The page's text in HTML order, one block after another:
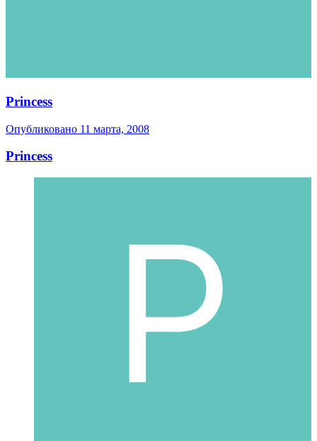
Princess
Опубликовано 11 марта, 2008
Princess